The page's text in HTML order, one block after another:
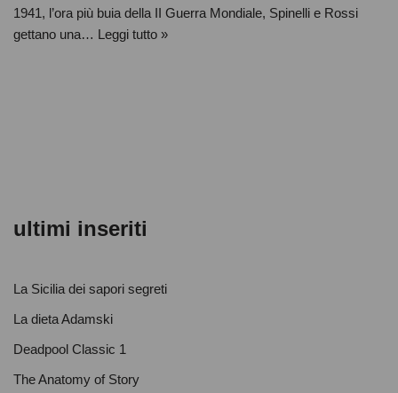
1941, l’ora più buia della II Guerra Mondiale, Spinelli e Rossi
gettano una… Leggi tutto »
ultimi inseriti
La Sicilia dei sapori segreti
La dieta Adamski
Deadpool Classic 1
The Anatomy of Story